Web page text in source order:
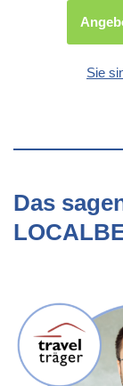
Sie
Das